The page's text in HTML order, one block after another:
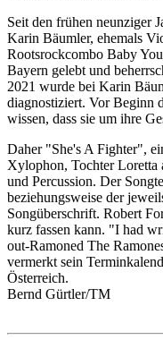
Seit den frühen neunziger
Karin Bäumler, ehemals
Rootsrockcombo Baby
Bayern gelebt und
2021 wurde bei Karin
diagnostiziert. Vor Beginn
wissen, dass sie um ihre
Daher "She's A Fighter",
Xylophon, Tochter Loretta
und Percussion. Der
beziehungsweise der
Songüberschrift. Robert
kurz fassen kann. "I had
out-Ramoned The
vermerkt sein
Österreich.
Bernd Gürtler/TM